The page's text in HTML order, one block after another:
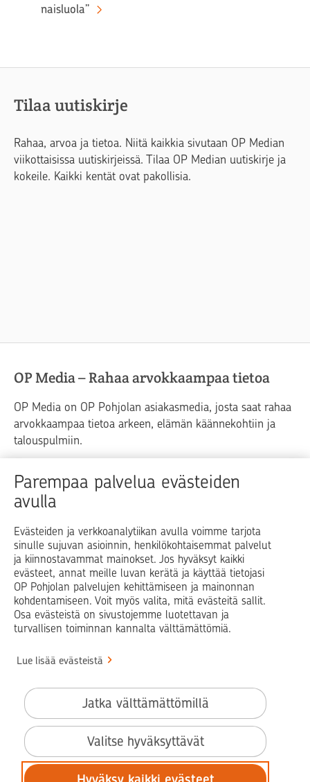
Parempaa palvelua evästeiden
avulla
Evästeiden ja verkkoanalytiikan avulla voimme tarjota
sinulle sujuvan asioinnin, henkilökohtaisemmat palvelut
ja kiinnostavammat mainokset. Jos hyväksyt kaikki
evästeet, annat meille luvan kerätä ja käyttää tietojasi
OP Pohjolan palvelujen kehittämiseen ja mainonnan
kohdentamiseen. Voit myös valita, mitä evästeitä sallit.
Osa evästeistä on sivustojemme luotettavan ja
turvallisen toiminnan kannalta välttämättömiä.
Lue lisää evästeistä
Valitse hyväksyttävät
Jatka välttämättömillä
naisluola”
Tilaa uutiskirje
Rahaa, arvoa ja tietoa. Niitä kaikkia sivutaan OP Median
viikottaisissa uutiskirjeissä. Tilaa OP Median uutiskirje ja
kokeile. Kaikki kentät ovat pakollisia.
OP Media – Rahaa arvokkaampaa tietoa
OP Media on OP Pohjolan asiakasmedia, josta saat rahaa
arvokkaampaa tietoa arkeen, elämän käännekohtiin ja
talouspulmiin.
Raha Elämä
Yrityselämä
Blogit ja puheenvuorot
Op.fi OP Koti Pohjola Vahinkoapu
Facebook
X LinkedInInstagram
Käyttöehdot
Saavutettavuusseloste
Evästeiden käyttö
Tilaa uutiskirje